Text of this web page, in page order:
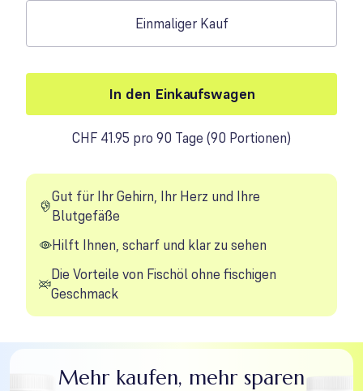
Einmaliger Kauf
In den Einkaufswagen
CHF 41.95 pro 90 Tage (90 Portionen)
Gut für Ihr Gehirn, Ihr Herz und Ihre
Blutgefäße
Hilft Ihnen, scharf und klar zu sehen
Die Vorteile von Fischöl ohne fischigen
Geschmack
Mehr kaufen, mehr sparen